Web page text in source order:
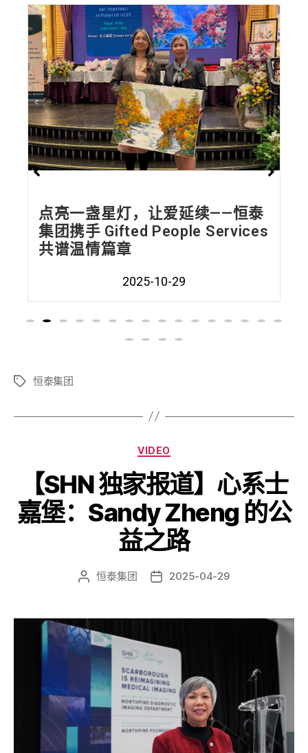
点亮一盏星灯，让爱延续——恒泰
集团携手 Gifted People Services
共谱温情篇章
2025-10-29
恒泰集团
VIDEO
【SHN 独家报道】心系士
嘉堡：Sandy Zheng 的公
益之路
恒泰集团 2025-04-29